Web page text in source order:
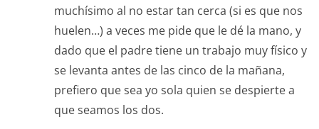
muchísimo al no estar tan cerca (si es que nos
huelen…) a veces me pide que le dé la mano, y
dado que el padre tiene un trabajo muy físico y
se levanta antes de las cinco de la mañana,
prefiero que sea yo sola quien se despierte a
que seamos los dos.